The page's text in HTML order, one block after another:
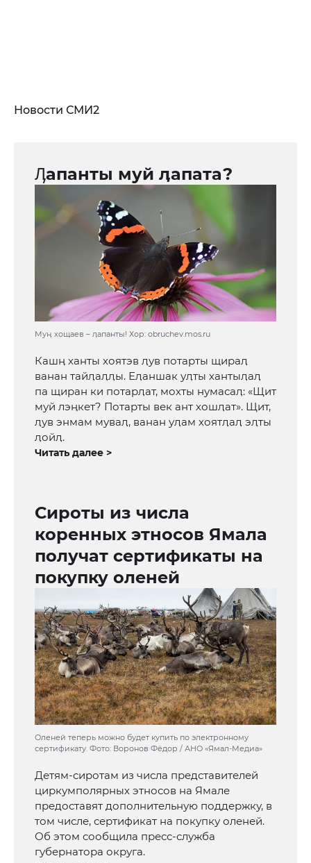
Новости СМИ2
Ӆапанты муй ӆапата?
Муӊ хощаев – ӆапанты! Хор: obruchev.mos.ru
Кашӊ ханты хоятэв ӆув потарты щираӆ
ванан тайӆаӆӆы. Еӆаншак уӆты хантыӆаӆ
па щиран ки потарӆат, мохты нумасаӆ: «Щит
муй лэӊкет? Потарты век ант хошӆат». Щит,
ӆув энмам муваӆ, ванан уӆам хоятӆаӆ эӆты
ӆойӆ.
Читать далее >
Сироты из числа
коренных этносов Ямала
получат сертификаты на
покупку оленей
Оленей теперь можно будет купить по электронному
сертификату. Фото: Воронов Фёдор / АНО «Ямал-Медиа»
Детям-сиротам из числа представителей
циркумполярных этносов на Ямале
предоставят дополнительную поддержку, в
том числе, сертификат на покупку оленей.
Об этом сообщила пресс-служба
губернатора округа.